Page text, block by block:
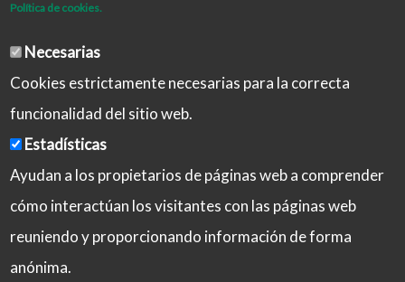
Política de cookies.
Necesarias
Cookies estrictamente necesarias para la correcta
funcionalidad del sitio web.
Estadísticas
Ayudan a los propietarios de páginas web a comprender
cómo interactúan los visitantes con las páginas web
reuniendo y proporcionando información de forma
anónima.